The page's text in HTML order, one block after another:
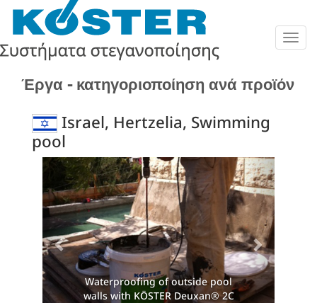
Έργα - κατηγοριοποίηση ανά προϊόν
Israel, Hertzelia, Swimming
pool
Waterproofing of outside pool
walls with KÖSTER Deuxan® 2C
Previous Next